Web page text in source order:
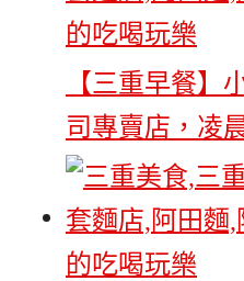
【三重早餐】
司專賣店，凌